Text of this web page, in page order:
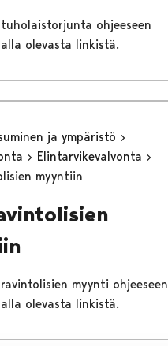
ohjeeseen
olevasta linkistä.
ja ympäristö
Elintarvikevalvonta
myyntiin
myynti ohjeeseen
olevasta linkistä.